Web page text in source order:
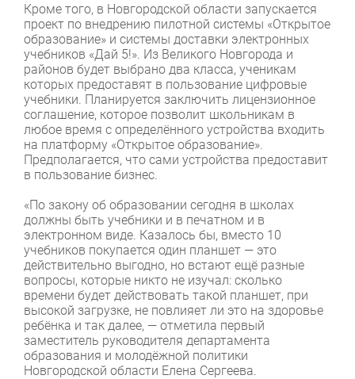
Кроме того, в Новгородской области запускается
проект по внедрению пилотной системы «Открытое
образование» и системы доставки электронных
учебников «Дай 5!». Из Великого Новгорода и
районов будет выбрано два класса, ученикам
которых предоставят в пользование цифровые
учебники. Планируется заключить лицензионное
соглашение, которое позволит школьникам в
любое время с определённого устройства входить
на платформу «Открытое образование».
Предполагается, что сами устройства предоставит
в пользование бизнес.
«По закону об образовании сегодня в школах
должны быть учебники и в печатном и в
электронном виде. Казалось бы, вместо 10
учебников покупается один планшет — это
действительно выгодно, но встают ещё разные
вопросы, которые никто не изучал: сколько
времени будет действовать такой планшет, при
высокой загрузке, не повлияет ли это на здоровье
ребёнка и так далее, — отметила первый
заместитель руководителя департамента
образования и молодёжной политики
Новгородской области Елена Сергеева.